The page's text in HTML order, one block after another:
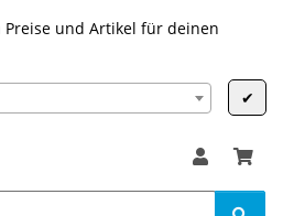
und Artikel für deinen
✔